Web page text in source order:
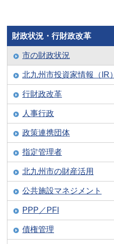
財政状況・行財政改革
市の財政状況
北九州市投資家情報（IR）
行財政改革
人事行政
政策連携団体
指定管理者
北九州市の財産活用
公共施設マネジメント
PPP／PFI
債権管理